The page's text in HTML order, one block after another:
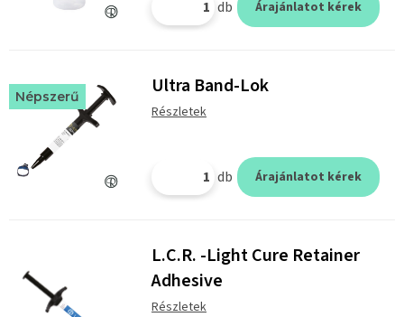
db Árajánlatot kérek
Népszerű Ultra Band-Lok
Részletek
db Árajánlatot kérek
L.C.R. -Light Cure Retainer
Adhesive
Részletek